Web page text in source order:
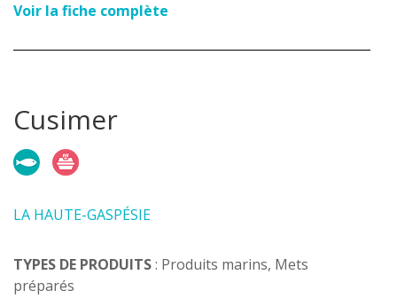
Voir la fiche complète
Cusimer
LA HAUTE-GASPÉSIE
TYPES DE PRODUITS: Produits marins, Mets
préparés